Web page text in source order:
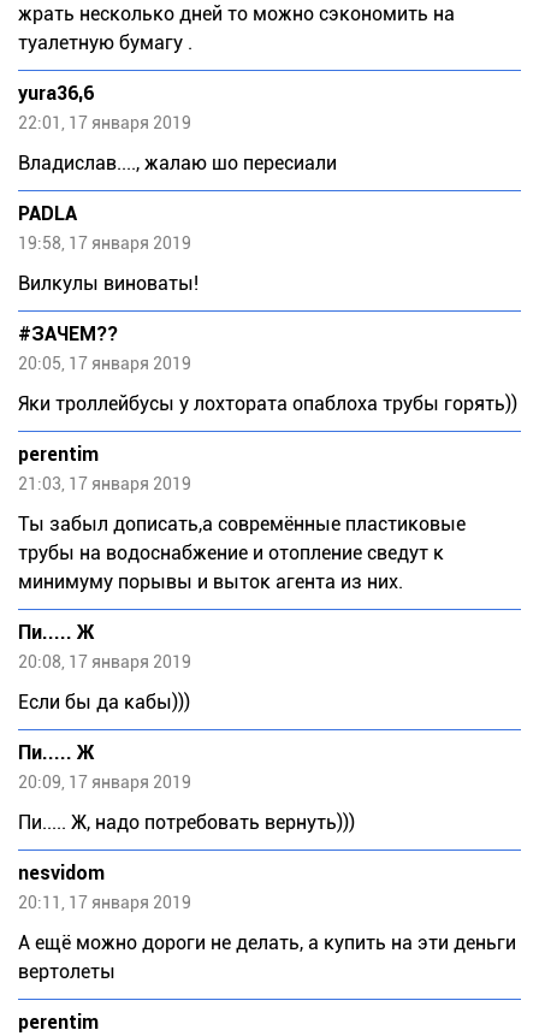
жрать несколько дней то можно сэкономить на
туалетную бумагу .
yura36,6
22:01, 17 января 2019
Bладислав...., жалаю шо пересиали
PADLA
19:58, 17 января 2019
Вилкулы виноваты!
#ЗАЧЕМ??
20:05, 17 января 2019
Яки троллейбусы у лохтората опаблоха трубы горять))
perentim
21:03, 17 января 2019
Ты забыл дописать,а совремённые пластиковые
трубы на водоснабжение и отопление сведут к
минимуму порывы и выток агента из них.
Пи..... Ж
20:08, 17 января 2019
Если бы да кабы)))
Пи..... Ж
20:09, 17 января 2019
Пи..... Ж, надо потребовать вернуть)))
nesvidom
20:11, 17 января 2019
А ещё можно дороги не делать, а купить на эти деньги
вертолеты
perentim